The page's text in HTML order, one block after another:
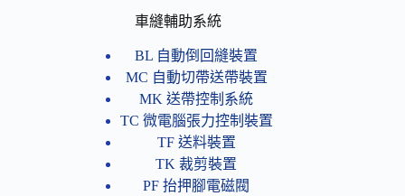
車縫輔助系統
BL 自動倒回縫裝置
MC 自動切帶送帶裝置
MK 送帶控制系統
TC 微電腦張力控制裝置
TF 送料裝置
TK 裁剪裝置
PF 抬押腳電磁閥